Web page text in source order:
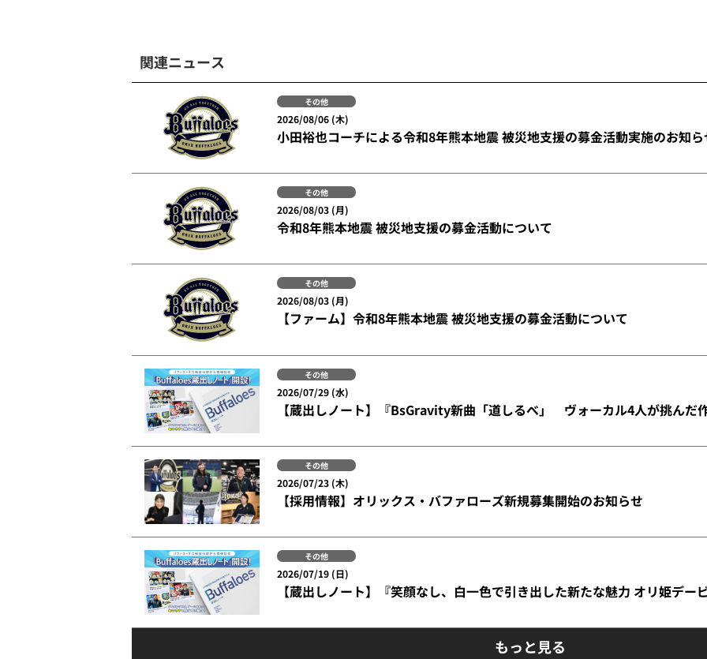
関連ニュース
その他
2026/08/06 (木)
小田裕也コーチによる令和8年熊本地震 被災地支援の募金活動実施のお知ら
その他
2026/08/03 (月)
令和8年熊本地震 被災地支援の募金活動について
その他
2026/08/03 (月)
【ファーム】令和8年熊本地震 被災地支援の募金活動について
その他
2026/07/29 (水)
【蔵出しノート】『BsGravity新曲「道しるべ」 ヴォーカル4人が挑んだ
その他
2026/07/23 (木)
【採用情報】オリックス・バファローズ新規募集開始のお知らせ
その他
2026/07/19 (日)
【蔵出しノート】『笑顔なし、白一色で引き出した新たな魅力 オリ姫デー
もっと見る